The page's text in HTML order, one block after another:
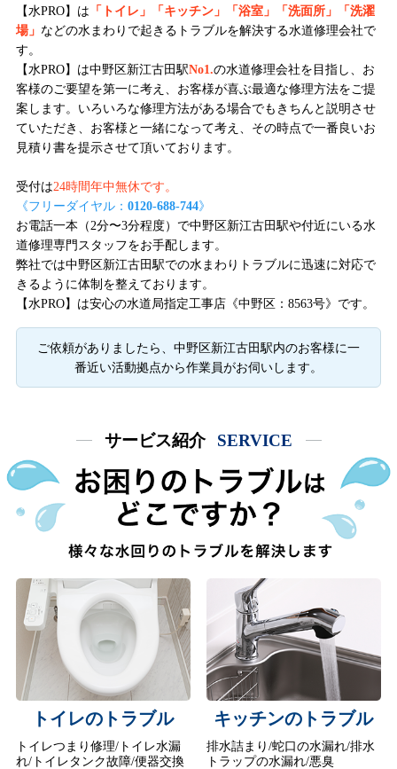
【水PRO】は 「トイレ」「キッチン」「浴室」「洗面所」「洗濯
場」 などの水まわりで起きるトラブルを解決する水道修理会社で
す。
【水PRO】は中野区新江古田駅No1.の水道修理会社を目指し、お
客様のご要望を第一に考え、お客様が喜ぶ最適な修理方法をご提
案します。いろいろな修理方法がある場合でもきちんと説明させ
ていただき、お客様と一緒になって考え、その時点で一番良いお
見積り書を提示させて頂いております。
受付は24時間年中無休です。
《フリーダイヤル： 0120-688-744》
お電話一本（2分〜3分程度）で中野区新江古田駅や付近にいる水
道修理専門スタッフをお手配します。
弊社では中野区新江古田駅での水まわりトラブルに迅速に対応で
きるように体制を整えております。
【水PRO】は安心の水道局指定工事店《中野区：8563号》です。
ご依頼がありましたら、中野区新江古田駅内のお客様に一
番近い活動拠点から作業員がお伺いします。
サービス紹介 SERVICE
トイレのトラブル
トイレつまり修理/トイレ水漏
れ/トイレタンク故障/便器交換
キッチンのトラブル
排水詰まり/蛇口の水漏れ/排水
トラップの水漏れ/悪臭